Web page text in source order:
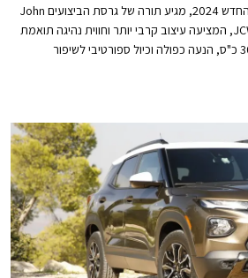
לאחר השקת מיני קאנטרימן החדש 2024, מגיע תורה של גרסת הביצועים John
Cooper Works או בקיצור JCW, המציעה עיצוב קרבי יותר וחווית נהיגה תואמת
הודות למנוע חזק בהספק 300 כ"ס, הנעה כפולה וכיול ספורטיבי לשיפור